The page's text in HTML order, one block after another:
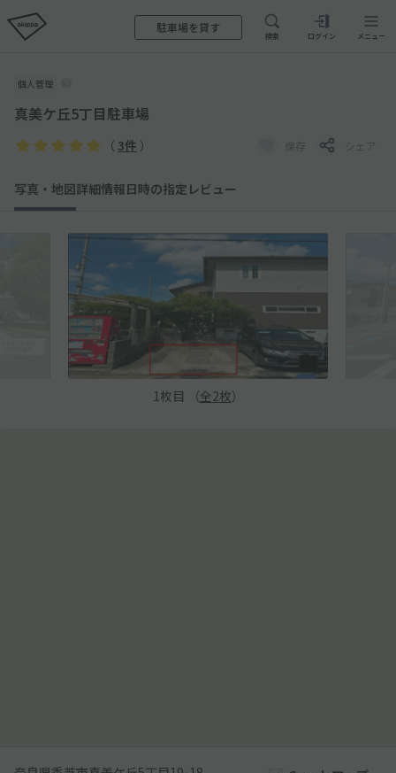
駐車場を貸す
検索 ログイン メニュー
個人管理
真美ケ丘5丁目駐車場
（ 3件 ） 保存 シェア
写真・地図詳細情報日時の指定 レビュー
1枚目 （全2枚）